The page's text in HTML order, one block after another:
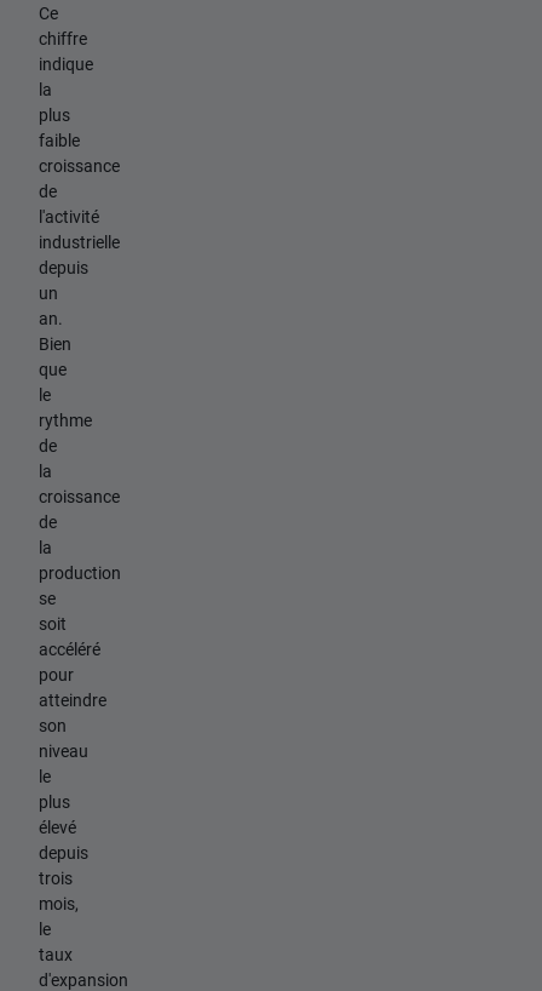
Ce
chiffre
indique
la
plus
faible
croissance
de
l'activité
industrielle
depuis
un
an.
Bien
que
le
rythme
de
la
croissance
de
la
production
se
soit
accéléré
pour
atteindre
son
niveau
le
plus
élevé
depuis
trois
mois,
le
taux
d'expansion